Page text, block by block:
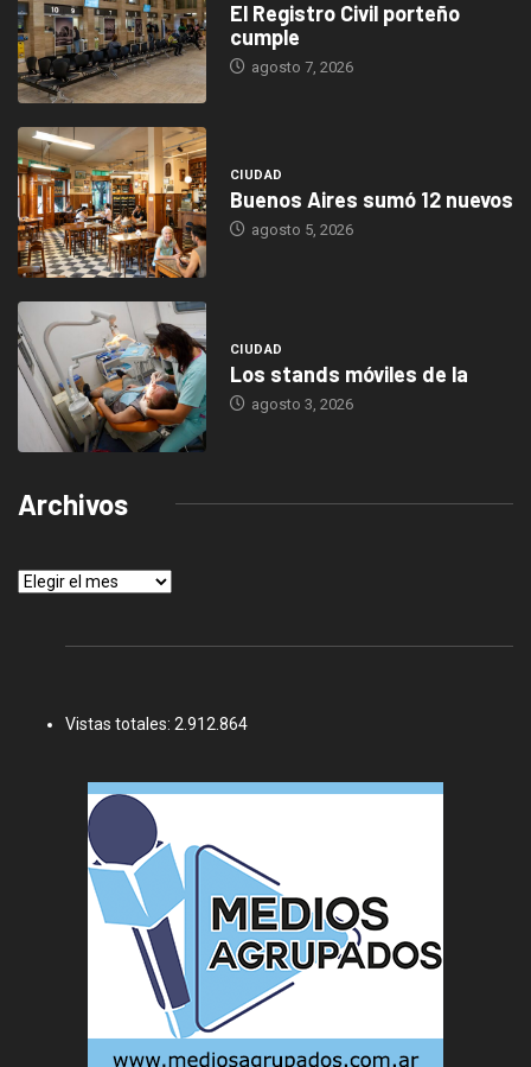
El Registro Civil porteño
cumple
agosto 7, 2026
CIUDAD
Buenos Aires sumó 12 nuevos
agosto 5, 2026
CIUDAD
Los stands móviles de la
agosto 3, 2026
Archivos
Archivos
Vistas totales: 2.912.864